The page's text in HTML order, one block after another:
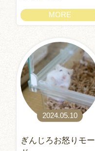
MORE
2024.05.10
ぎんじろお怒りモー